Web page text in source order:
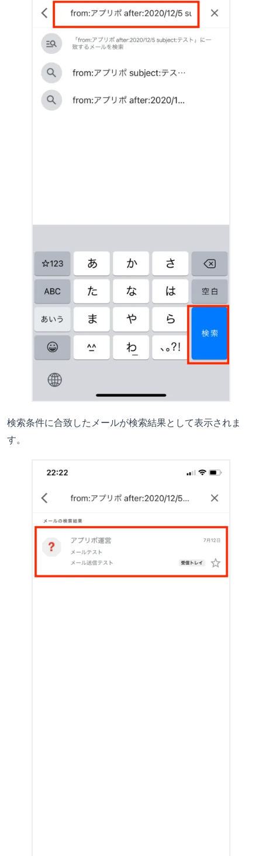
検索条件に合致したメールが検索結果として表示されま
す。